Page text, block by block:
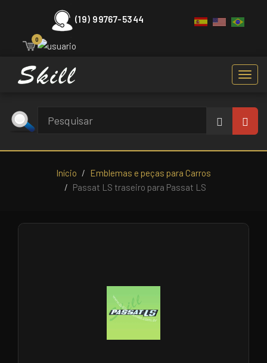
(19) 99767-5344
0
Início
Emblemas e peças para Carros
Passat LS traseiro para Passat LS